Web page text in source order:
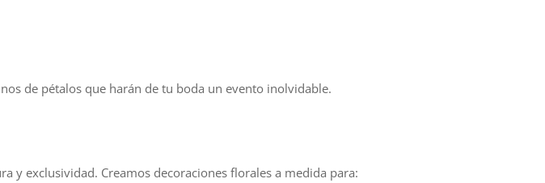
de pétalos que harán de tu boda un evento inolvidable.
y exclusividad. Creamos decoraciones florales a medida para: